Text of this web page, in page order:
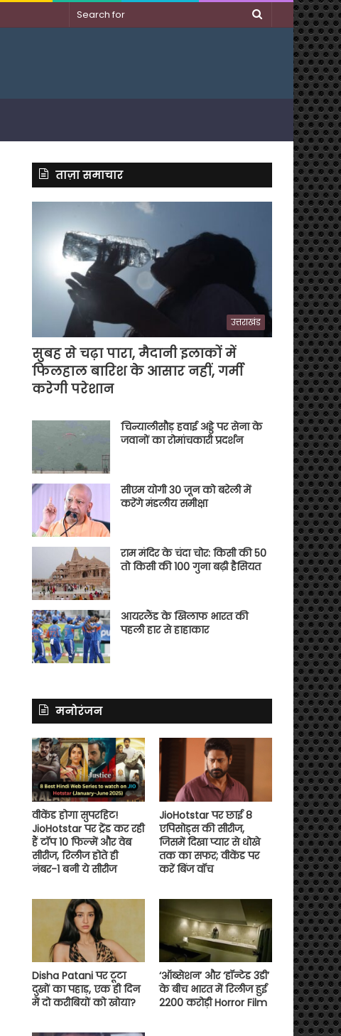
Search
ताज़ा समाचार
उत्तराखंड
सुबह से चढ़ा पारा, मैदानी इलाकों में
फिलहाल बारिश के आसार नहीं, गर्मी
करेगी परेशान
चिन्यालीसौड़ हवाई अड्डे पर सेना के
जवानों का रोमांचकारी प्रदर्शन
सीएम योगी 30 जून को बरेली में
करेंगे मंडलीय समीक्षा
राम मंदिर के चंदा चोर: किसी की 50
तो किसी की 100 गुना बढ़ी हैसियत
आयरलैंड के खिलाफ भारत की
पहली हार से हाहाकार
मनोरंजन
वीकेंड होगा सुपरहिट!
JioHotstar पर ट्रेंड कर रही
हैं टॉप 10 फिल्में और वेब
सीरीज, रिलीज होते ही
नंबर-1 बनी ये सीरीज
JioHotstar पर छाई 8
एपिसोड्स की सीरीज,
जिसमें दिखा प्यार से धोखे
तक का सफर; वीकेंड पर
करें बिंज वॉच
Disha Patani पर टूटा
दुखों का पहाड़, एक ही दिन
में दो करीबियों को खोया?
‘ऑब्सेशन’ और ‘हॉन्टेड 3डी’
के बीच भारत में रिलीज हुई
2200 करोड़ी Horror Film